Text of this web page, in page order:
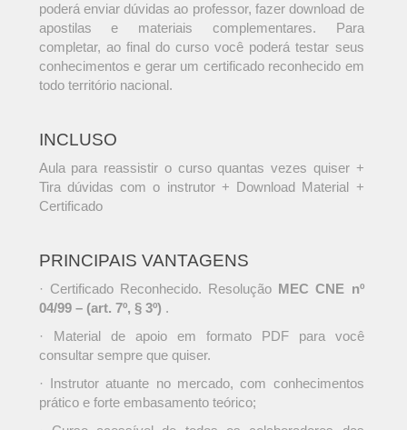
poderá enviar dúvidas ao professor, fazer download de
apostilas e materiais complementares. Para
completar, ao final do curso você poderá testar seus
conhecimentos e gerar um certificado reconhecido em
todo território nacional.
INCLUSO
Aula para reassistir o curso quantas vezes quiser +
Tira dúvidas com o instrutor + Download Material +
Certificado
PRINCIPAIS VANTAGENS
· Certificado Reconhecido. Resolução MEC CNE nº
04/99 – (art. 7º, § 3º) .
· Material de apoio em formato PDF para você
consultar sempre que quiser.
· Instrutor atuante no mercado, com conhecimentos
prático e forte embasamento teórico;